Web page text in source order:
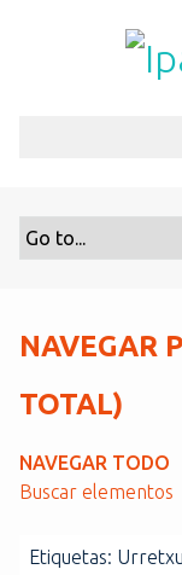
NAVEGAR
TOTAL)
NAVEGAR TODO
Buscar elementos
Etiquetas: